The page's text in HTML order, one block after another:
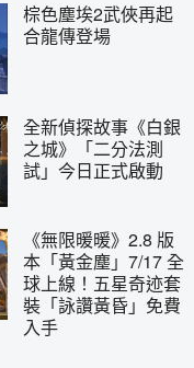
棕色塵埃2武俠再起
合龍傳登場
全新偵探故事《白銀
之城》「二分法測
試」今日正式啟動
《無限暖暖》2.8 版
本「黃金塵」7/17 全
球上線！五星奇迹套
裝「詠讚黃昏」免費
入手